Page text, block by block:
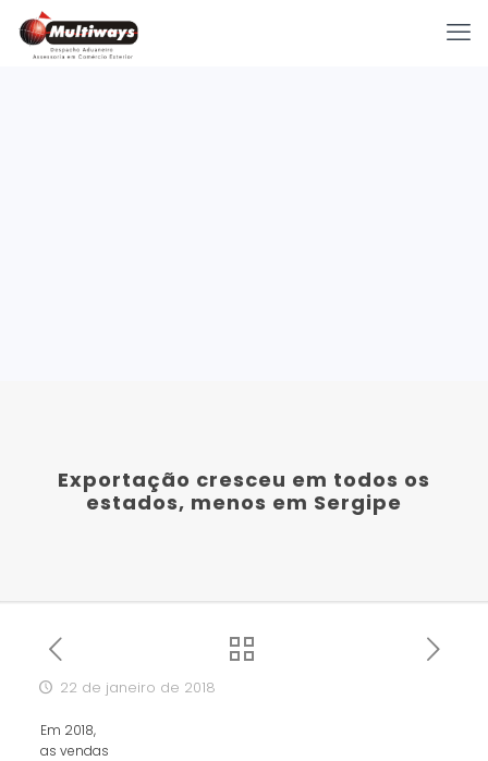
Exportação cresceu em todos os
estados, menos em Sergipe
22 de janeiro de 2018
Em 2018,
as vendas